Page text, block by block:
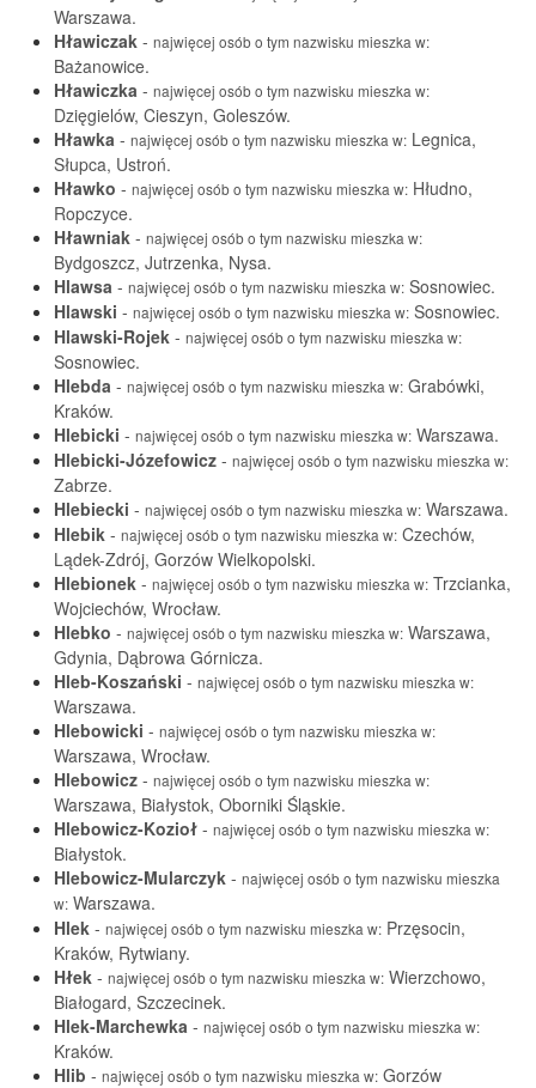
Warszawa.
Hławiczak - najwięcej osób o tym nazwisku mieszka w:
Bażanowice.
Hławiczka - najwięcej osób o tym nazwisku mieszka w:
Dzięgielów, Cieszyn, Goleszów.
Hławka - najwięcej osób o tym nazwisku mieszka w: Legnica,
Słupca, Ustroń.
Hławko - najwięcej osób o tym nazwisku mieszka w: Hłudno,
Ropczyce.
Hławniak - najwięcej osób o tym nazwisku mieszka w:
Bydgoszcz, Jutrzenka, Nysa.
Hlawsa - najwięcej osób o tym nazwisku mieszka w: Sosnowiec.
Hlawski - najwięcej osób o tym nazwisku mieszka w: Sosnowiec.
Hlawski-Rojek - najwięcej osób o tym nazwisku mieszka w:
Sosnowiec.
Hlebda - najwięcej osób o tym nazwisku mieszka w: Grabówki,
Kraków.
Hlebicki - najwięcej osób o tym nazwisku mieszka w: Warszawa.
Hlebicki-Józefowicz - najwięcej osób o tym nazwisku mieszka w:
Zabrze.
Hlebiecki - najwięcej osób o tym nazwisku mieszka w: Warszawa.
Hlebik - najwięcej osób o tym nazwisku mieszka w: Czechów,
Lądek-Zdrój, Gorzów Wielkopolski.
Hlebionek - najwięcej osób o tym nazwisku mieszka w: Trzcianka,
Wojciechów, Wrocław.
Hlebko - najwięcej osób o tym nazwisku mieszka w: Warszawa,
Gdynia, Dąbrowa Górnicza.
Hleb-Koszański - najwięcej osób o tym nazwisku mieszka w:
Warszawa.
Hlebowicki - najwięcej osób o tym nazwisku mieszka w:
Warszawa, Wrocław.
Hlebowicz - najwięcej osób o tym nazwisku mieszka w:
Warszawa, Białystok, Oborniki Śląskie.
Hlebowicz-Kozioł - najwięcej osób o tym nazwisku mieszka w:
Białystok.
Hlebowicz-Mularczyk - najwięcej osób o tym nazwisku mieszka
w: Warszawa.
Hlek - najwięcej osób o tym nazwisku mieszka w: Przęsocin,
Kraków, Rytwiany.
Hłek - najwięcej osób o tym nazwisku mieszka w: Wierzchowo,
Białogard, Szczecinek.
Hlek-Marchewka - najwięcej osób o tym nazwisku mieszka w:
Kraków.
Hlib - najwięcej osób o tym nazwisku mieszka w: Gorzów